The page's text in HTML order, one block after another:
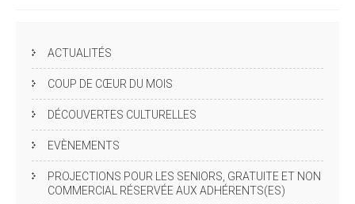
ACTUALITÉS
COUP DE CŒUR DU MOIS
DÉCOUVERTES CULTURELLES
EVÈNEMENTS
PROJECTIONS POUR LES SENIORS, GRATUITE ET NON
COMMERCIAL RÉSERVÉE AUX ADHÉRENTS(ES)